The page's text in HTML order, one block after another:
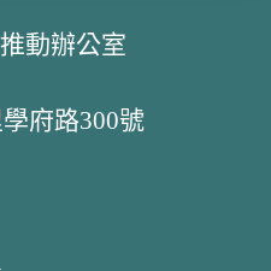
動辦公室
府路300號